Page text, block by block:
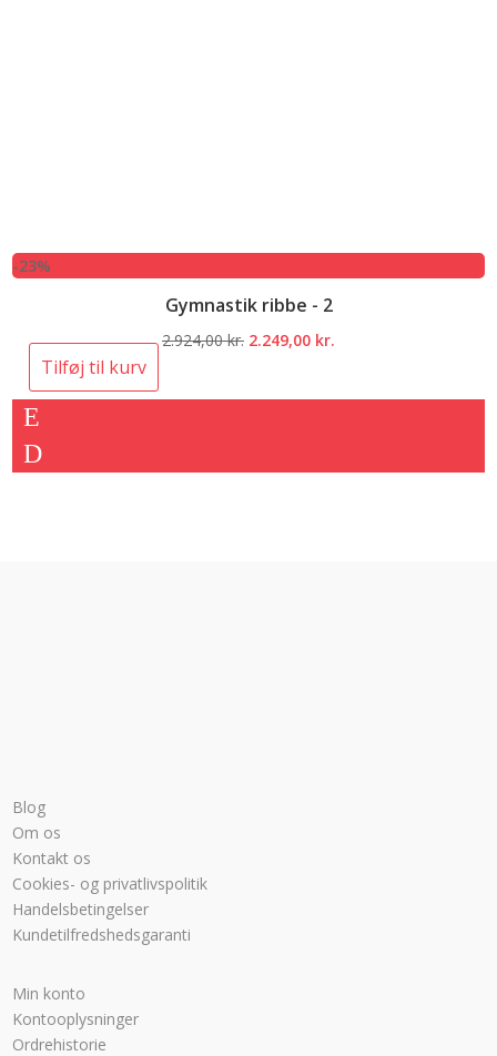
-23%
Gymnastik ribbe - 2
2.924,00kr. Den
2.249,00 kr.
Tilføj til kurv
Blog
Om os
Kontakt os
Cookies- og privatlivspolitik
Handelsbetingelser
Kundetilfredshedsgaranti
Min konto
Kontooplysninger
Ordrehistorie